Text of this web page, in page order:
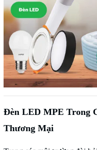
Đèn LED MPE Trong
Thương Mại